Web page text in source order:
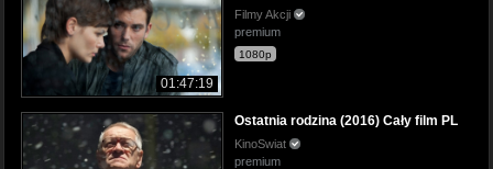
01:47:19
Filmy Akcji
premium
1080p
Ostatnia rodzina (2016) Cały film PL
KinoSwiat
premium